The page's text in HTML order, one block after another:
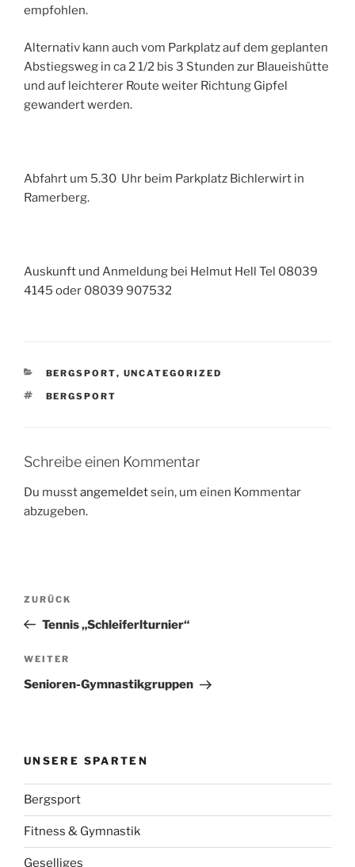
empfohlen.
Alternativ kann auch vom Parkplatz auf dem geplanten
Abstiegsweg in ca 2 1/2 bis 3 Stunden zur Blaueishütte
und auf leichterer Route weiter Richtung Gipfel
gewandert werden.
Abfahrt um 5.30 Uhr beim Parkplatz Bichlerwirt in
Ramerberg.
Auskunft und Anmeldung bei Helmut Hell Tel 08039
4145 oder 08039 907532
KATEGORIEN
BERGSPORT, UNCATEGORIZED
SCHLAGWÖRTER
BERGSPORT
Schreibe einen Kommentar
Du musstangemeldetsein, um einen Kommentar
abzugeben.
Beitragsnavigation
Vorheriger
Beitrag
ZURÜCK
Tennis „Schleiferlturnier“
Nächster
Beitrag
WEITER
Senioren-Gymnastikgruppen
UNSERE SPARTEN
Bergsport
Fitness & Gymnastik
Geselliges